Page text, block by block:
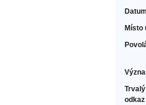
Místo
Trvalý
odkaz